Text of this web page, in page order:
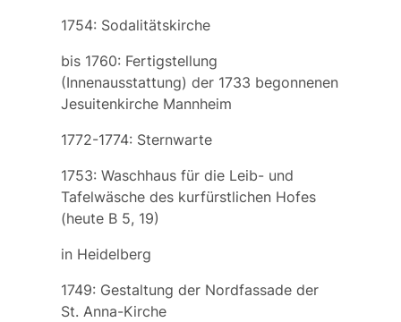
1754: Sodalitätskirche
bis 1760: Fertigstellung
(Innenausstattung) der 1733 begonnenen
Jesuitenkirche Mannheim
1772-1774: Sternwarte
1753: Waschhaus für die Leib- und
Tafelwäsche des kurfürstlichen Hofes
(heute B 5, 19)
in Heidelberg
1749: Gestaltung der Nordfassade der
St. Anna-Kirche